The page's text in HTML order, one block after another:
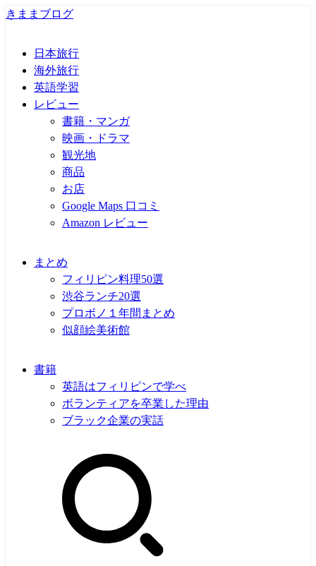
きままブログ
日本旅行
海外旅行
英語学習
レビュー
書籍・マンガ
映画・ドラマ
観光地
商品
お店
Google Maps 口コミ
Amazon レビュー
まとめ
フィリピン料理50選
渋谷ランチ20選
プロボノ１年間まとめ
似顔絵美術館
書籍
英語はフィリピンで学べ
ボランティアを卒業した理由
ブラック企業の実話